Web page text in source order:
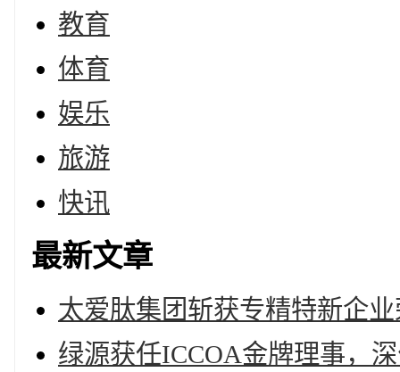
教育
体育
娱乐
旅游
快讯
最新文章
太爱肽集团斩获专精特新企
绿源获任ICCOA金牌理事，